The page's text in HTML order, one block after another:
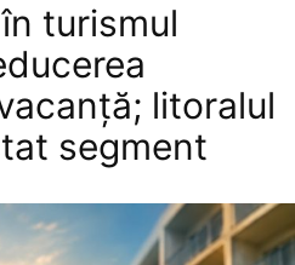
turismul
litoralul
segment